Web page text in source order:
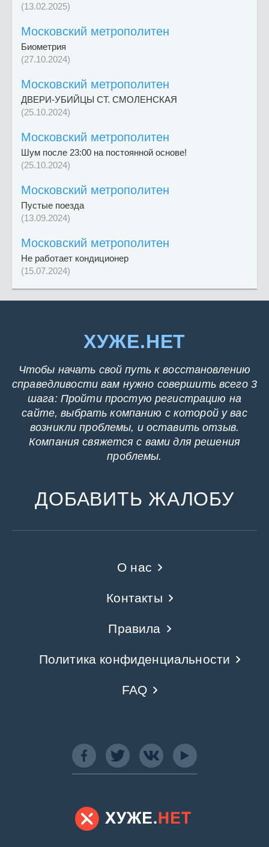
(13.02.2025)
Московский метрополитен
Биометрия
(27.10.2024)
Московский метрополитен
ДВЕРИ-УБИЙЦЫ СТ. СМОЛЕНСКАЯ
(25.10.2024)
Московский метрополитен
Шум после 23:00 на постоянной основе!
(25.10.2024)
Московский метрополитен
Пустые поезда
(13.09.2024)
Московский метрополитен
Не работает кондиционер
(15.07.2024)
ХУЖЕ.НЕТ
Чтобы начать свой путь к восстановлению
справедливости вам нужно совершить всего 3
шага: Пройти простую регистрацию на
сайте, выбрать компанию с которой у вас
возникли проблемы, и оставить отзыв.
Компания свяжется с вами для решения
проблемы.
ДОБАВИТЬ ЖАЛОБУ
О нас
Контакты
Правила
Политика конфиденциальности
FAQ